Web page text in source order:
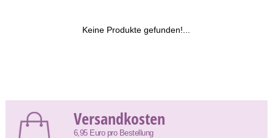
Keine Produkte gefunden!...
Versandkosten
6,95 Euro pro Bestellung